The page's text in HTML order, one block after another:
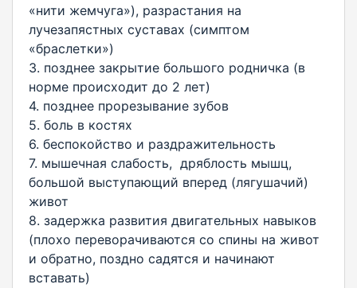
«нити жемчуга»), разрастания на
лучезапястных суставах (симптом
«браслетки»)
3. позднее закрытие большого родничка (в
норме происходит до 2 лет)
4. позднее прорезывание зубов
5. боль в костях
6. беспокойство и раздражительность
7. мышечная слабость, дряблость мышц,
большой выступающий вперед (лягушачий)
живот
8. задержка развития двигательных навыков
(плохо переворачиваются со спины на живот
и обратно, поздно садятся и начинают
вставать)